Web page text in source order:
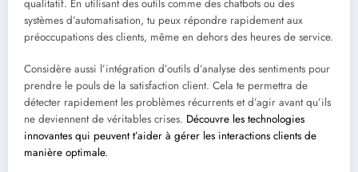
qualitatif. En utilisant des outils comme des chatbots ou des
systèmes d’automatisation, tu peux répondre rapidement aux
préoccupations des clients, même en dehors des heures de service.
Considère aussi l’intégration d’outils d’analyse des sentiments pour
prendre le pouls de la satisfaction client. Cela te permettra de
détecter rapidement les problèmes récurrents et d’agir avant qu’ils
ne deviennent de véritables crises. Découvre les technologies
innovantes qui peuvent t’aider à gérer les interactions clients de
manière optimale.